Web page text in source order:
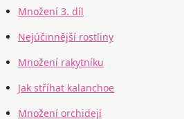
Množení 3. díl
Nejúčinnější rostliny
Množení rakytníku
Jak stříhat kalanchoe
Množení orchidejí